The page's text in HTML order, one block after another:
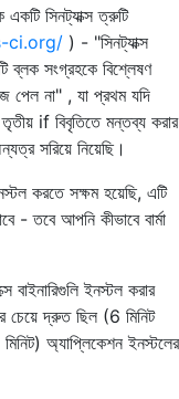
.dmg files takes
emacsformacosx .
Emacs - 24.5
Volumes/Emacs / Emacs
$EMACS" ==
emacsformacosx
/ Emacs/Emacs.
একটি সিনট্যাক্স ত্রুটি
ci.org/ ) - "সিনট্যাক্স
সংগ্রহকে বিশ্লেষণ
পেল না" , যা প্রথম যদি
তৃতীয় if বিবৃতিতে মন্তব্য করার
সরিয়ে নিয়েছি।
করতে সক্ষম হয়েছি, এটি
- তবে আপনি কীভাবে বার্মা
ইনস্টল করার
চেয়ে দ্রুত ছিল (6 মিনিট
অ্যাপ্লিকেশন ইনস্টলের